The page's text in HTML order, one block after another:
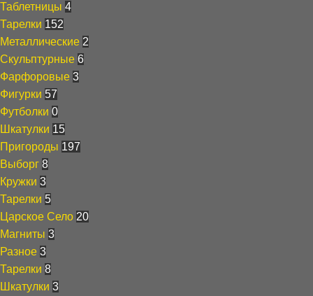
Таблетницы 4
Тарелки 152
Металлические 2
Скульптурные 6
Фарфоровые 3
Фигурки 57
Футболки 0
Шкатулки 15
Пригороды 197
Выборг 8
Кружки 3
Тарелки 5
Царское Село 20
Магниты 3
Разное 3
Тарелки 8
Шкатулки 3